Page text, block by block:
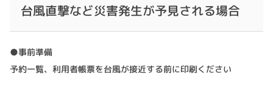
台風直撃など災害発生が予見される場合
●事前準備
予約一覧、利用者帳票を台風が接近する前に印刷ください